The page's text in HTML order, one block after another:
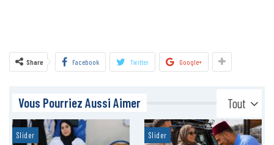
Share Facebook Twitter Google+
Tout
Vous Pourriez Aussi Aimer
Slider Slider